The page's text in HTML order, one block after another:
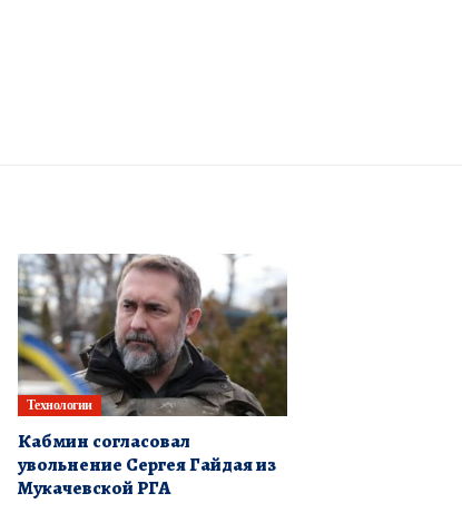
Технологии
Кабмин согласовал
увольнение Сергея Гайдая из
Мукачевской РГА